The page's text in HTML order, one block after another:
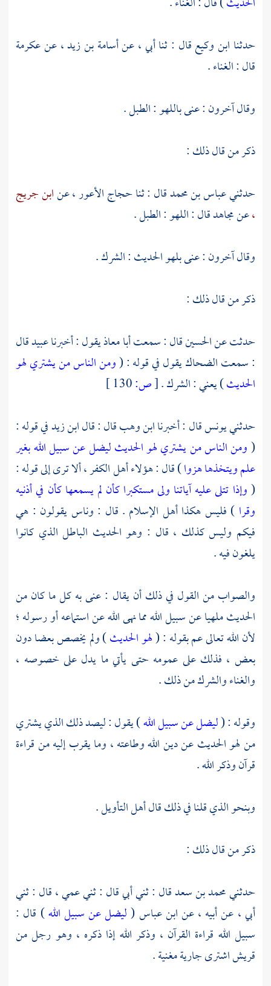
حدثنا ابن وكيعقال : ثنا أبي ، عنأسامة بن زيد ،عنعكرمة
قال : الغناء .
وقال آخرون : عنى باللهو : الطبل .
ذكر من قال ذلك :
حدثنيعباس بن محمدقال : ثناحجاج الأعور ،عنابن جريج
،عنمجاهدقال : اللهو : الطبل .
وقال آخرون : عنى بلهو الحديث : الشرك .
ذكر من قال ذلك :
حدثت عنالحسينقال : سمعتأبا معاذيقول : أخبرناعبيدقال
: سمعتالضحاكيقول في قوله : (ومن الناس من يشتري لهو
الحديث) يعني : الشرك .[ص:
حدثنييونسقال : أخبرناابن وهبقال : قالابن زيدفي قوله :
(ومن الناس من يشتري لهو الحديث ليضل عن سبيل الله بغير
علم ويتخذها هزوا) قال : هؤلاء أهل الكفر ، ألا ترى إلى قوله :
(وإذا تتلى عليه آياتنا ولى مستكبرا كأن لم يسمعها كأن في أذنيه
وقرا ) فليس هكذا أهل الإسلام . قال : وناس يقولون : هي
فيكم وليس كذلك ، قال : وهو الحديث الباطل الذي كانوا
يلغون فيه .
والصواب من القول في ذلك أن يقال : عنى به كل ما كان من
الحديث ملهيا عن سبيل الله مما نهى الله عن استماعه أو رسوله ؛
لأن الله تعالى عم بقوله : (لهو الحديث) ولم يخصص بعضا دون
بعض ، فذلك على عمومه حتى يأتي ما يدل على خصوصه ،
والغناء والشرك من ذلك .
وقوله : (ليضل عن سبيل الله) يقول : ليصد ذلك الذي يشتري
من لهو الحديث عن دين الله وطاعته ، وما يقرب إليه من قراءة
قرآن وذكر الله .
وبنحو الذي قلنا في ذلك قال أهل التأويل .
ذكر من قال ذلك :
حدثنيمحمد بن سعدقال : ثني أبي قال : ثني عمي ، قال : ثني
أبي ، عن أبيه ، عنابن عباس (ليضل عن سبيل الله) قال :
سبيل الله قراءة القرآن ، وذكر الله إذا ذكره ، وهو رجل من
قريشاشترى جارية مغنية .